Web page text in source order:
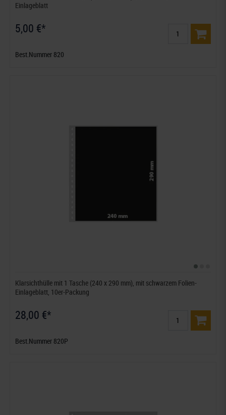
Einlageblatt
5,00 €*
Best.Nummer 820
Klarsichthülle mit 1 Tasche (240 x 290 mm), mit schwarzem Folien-
Einlageblatt, 10er-Packung
28,00 €*
Best.Nummer 820P